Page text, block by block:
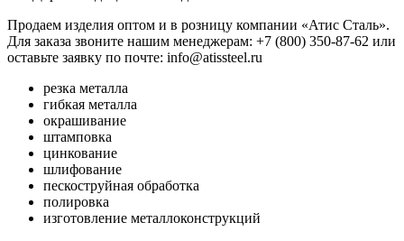
Продаем изделия оптом и в розницу компании «Атис Сталь».
Для заказа звоните нашим менеджерам: +7 (800) 350-87-62 или
оставьте заявку по почте: info@atissteel.ru
резка металла
гибкая металла
окрашивание
штамповка
цинкование
шлифование
пескоструйная обработка
полировка
изготовление металлоконструкций